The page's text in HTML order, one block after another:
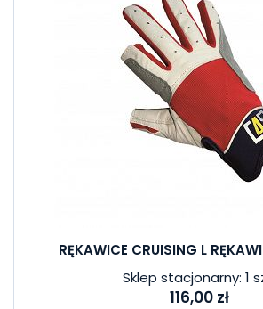
RĘKAWICE CRUISING L
Sklep stacjonarny: 1
116,00 zł